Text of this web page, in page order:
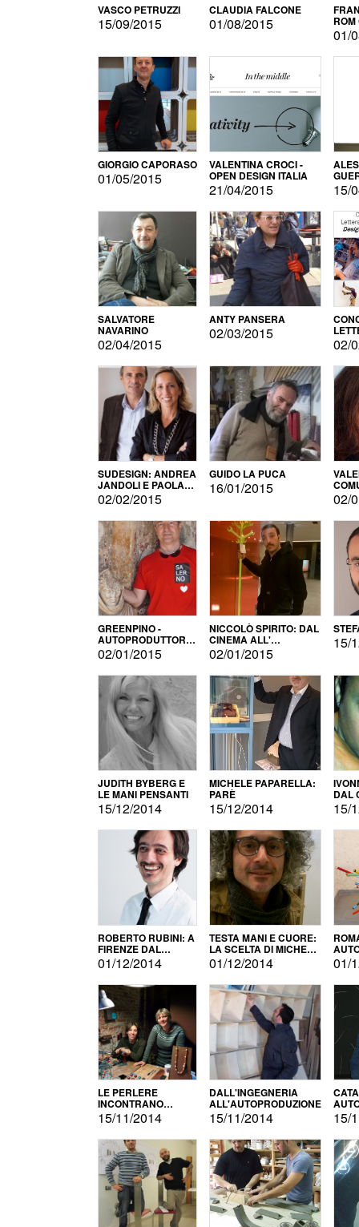
VASCO PETRUZZI
15/09/2015
CLAUDIA FALCONE
01/08/2015
01/
GIORGIO CAPORASO
01/05/2015
VALENTINA CROCI -
OPEN DESIGN ITALIA
21/04/2015 15/
SALVATORE
NAVARINO
02/04/2015
ANTY PANSERA
02/03/2015
02/
SUDESIGN: ANDREA
JANDOLI E PAOLA
PISAPIA
02/02/2015
GUIDO LA PUCA
16/01/2015
02/
GREENPINO -
AUTOPRODUTTORE
PER AMORE
02/01/2015
NICCOLÒ SPIRITO: DAL
CINEMA ALL'
AUTOPRODUZIONE
02/01/2015
15/
JUDITH BYBERG E
LE MANI PENSANTI
15/12/2014
MICHELE PAPARELLA:
PARÈ
15/12/2014
DAL
15/
ROBERTO RUBINI: A
FIRENZE DAL
PRODOTTO ALLA
PROMOZIONE
01/12/2014
TESTA MANI E CUORE:
LA SCELTA DI MICHELE
BARBERIO
01/12/2014 01/
LE PERLERE
INCONTRANO
L'AUTOPRODUZIONE
15/11/2014
DALL'INGEGNERIA
ALL'AUTOPRODUZIONE
15/11/2014 15/